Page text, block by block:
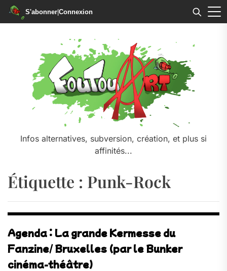
S'abonner|Connexion
Infos alternatives, subversion, création, et plus si
affinités...
Étiquette : Punk-Rock
Agenda : La grande Kermesse du
Fanzine/ Bruxelles (par le Bunker
cinéma-théâtre)